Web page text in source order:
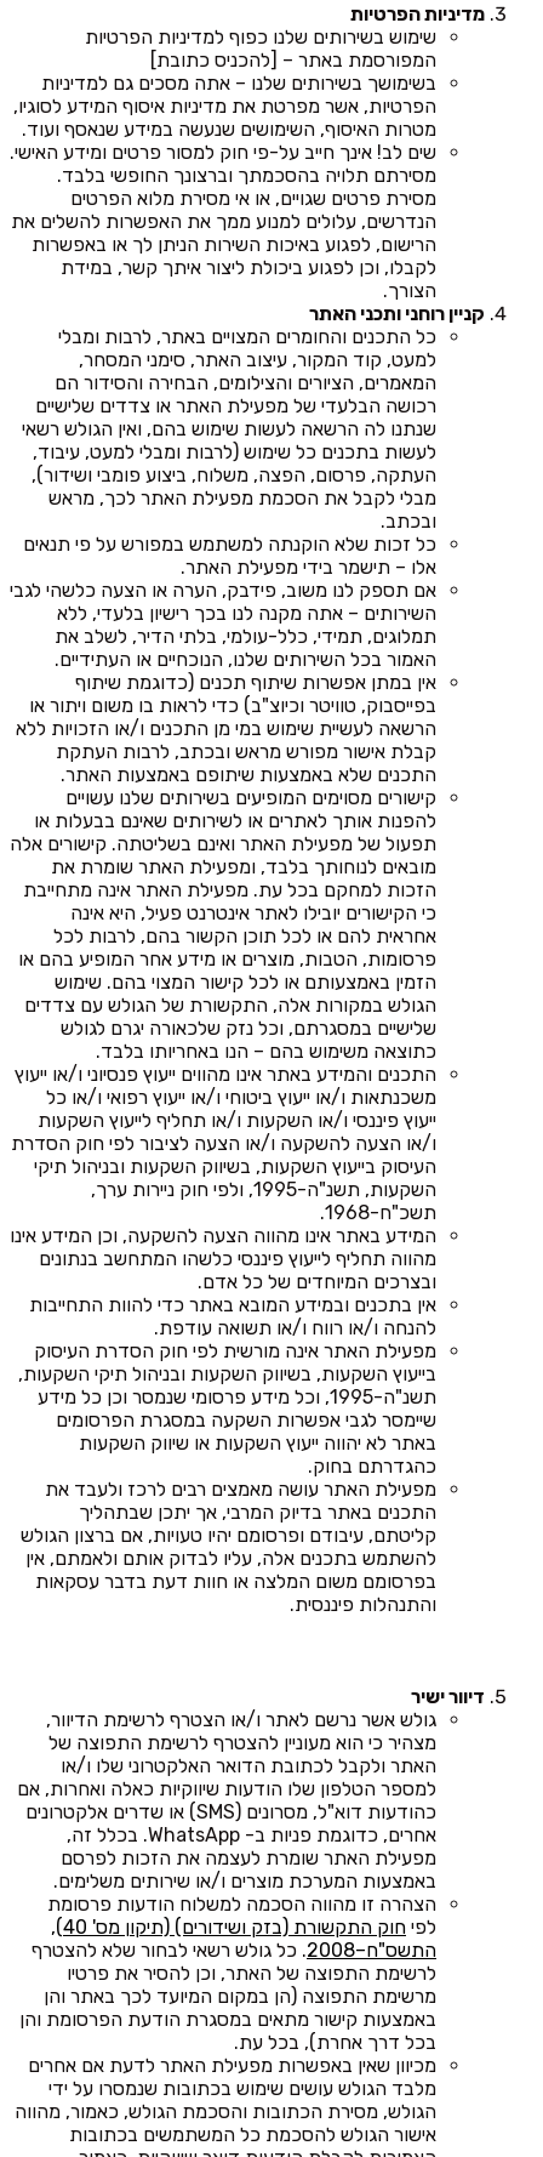
מדיניות הפרטיות
שימוש בשירותים שלנו כפוף למדיניות הפרטיות
המפורסמת באתר – [להכניס כתובת]
בשימושך בשירותים שלנו – אתה מסכים גם למדיניות
הפרטיות, אשר מפרטת את מדיניות איסוף המידע לסוגיו,
מטרות האיסוף, השימושים שנעשה במידע שנאסף ועוד.
שים לב! אינך חייב על-פי חוק למסור פרטים ומידע האישי.
מסירתם תלויה בהסכמתך וברצונך החופשי בלבד.
מסירת פרטים שגויים, או אי מסירת מלוא הפרטים
הנדרשים, עלולים למנוע ממך את האפשרות להשלים את
הרישום, לפגוע באיכות השירות הניתן לך או באפשרות
לקבלו, וכן לפגוע ביכולת ליצור איתך קשר, במידת
הצורך.
קניין רוחני ותכני האתר
כל התכנים והחומרים המצויים באתר, לרבות ומבלי
למעט, קוד המקור, עיצוב האתר, סימני המסחר,
המאמרים, הציורים והצילומים, הבחירה והסידור הם
רכושה הבלעדי של מפעילת האתר או צדדים שלישיים
שנתנו לה הרשאה לעשות שימוש בהם, ואין הגולש רשאי
לעשות בתכנים כל שימוש (לרבות ומבלי למעט, עיבוד,
העתקה, פרסום, הפצה, משלוח, ביצוע פומבי ושידור),
מבלי לקבל את הסכמת מפעילת האתר לכך, מראש
ובכתב.
כל זכות שלא הוקנתה למשתמש במפורש על פי תנאים
אלו – תישמר בידי מפעילת האתר.
אם תספק לנו משוב, פידבק, הערה או הצעה כלשהי לגבי
השירותים – אתה מקנה לנו בכך רישיון בלעדי, ללא
תמלוגים, תמידי, כלל-עולמי, בלתי הדיר, לשלב את
האמור בכל השירותים שלנו, הנוכחיים או העתידיים.
אין במתן אפשרות שיתוף תכנים (כדוגמת שיתוף
בפייסבוק, טוויטר וכיוצ"ב) כדי לראות בו משום ויתור או
הרשאה לעשיית שימוש במי מן התכנים ו/או הזכויות ללא
קבלת אישור מפורש מראש ובכתב, לרבות העתקת
התכנים שלא באמצעות שיתופם באמצעות האתר.
קישורים מסוימים המופיעים בשירותים שלנו עשויים
להפנות אותך לאתרים או לשירותים שאינם בבעלות או
תפעול של מפעילת האתר ואינם בשליטתה. קישורים אלה
מובאים לנוחותך בלבד, ומפעילת האתר שומרת את
הזכות למחקם בכל עת. מפעילת האתר אינה מתחייבת
כי הקישורים יובילו לאתר אינטרנט פעיל, היא אינה
אחראית להם או לכל תוכן הקשור בהם, לרבות לכל
פרסומות, הטבות, מוצרים או מידע אחר המופיע בהם או
הזמין באמצעותם או לכל קישור המצוי בהם. שימוש
הגולש במקורות אלה, התקשורת של הגולש עם צדדים
שלישיים במסגרתם, וכל נזק שלכאורה יגרם לגולש
כתוצאה משימוש בהם – הנו באחריותו בלבד.
התכנים והמידע באתר אינו מהווים ייעוץ פנסיוני ו/או ייעוץ
משכנתאות ו/או ייעוץ ביטוחי ו/או ייעוץ רפואי ו/או כל
ייעוץ פיננסי ו/או השקעות ו/או תחליף לייעוץ השקעות
ו/או הצעה להשקעה ו/או הצעה לציבור לפי חוק הסדרת
העיסוק בייעוץ השקעות, בשיווק השקעות ובניהול תיקי
השקעות, תשנ"ה-1995, ולפי חוק ניירות ערך,
תשכ"ח-1968.
המידע באתר אינו מהווה הצעה להשקעה, וכן המידע אינו
מהווה תחליף לייעוץ פיננסי כלשהו המתחשב בנתונים
ובצרכים המיוחדים של כל אדם.
אין בתכנים ובמידע המובא באתר כדי להוות התחייבות
להנחה ו/או רווח ו/או תשואה עודפת.
מפעילת האתר אינה מורשית לפי חוק הסדרת העיסוק
בייעוץ השקעות, בשיווק השקעות ובניהול תיקי השקעות,
תשנ"ה-1995, וכל מידע פרסומי שנמסר וכן כל מידע
שיימסר לגבי אפשרות השקעה במסגרת הפרסומים
באתר לא יהווה ייעוץ השקעות או שיווק השקעות
כהגדרתם בחוק.
מפעילת האתר עושה מאמצים רבים לרכז ולעבד את
התכנים באתר בדיוק המרבי, אך יתכן שבתהליך
קליטתם, עיבודם ופרסומם יהיו טעויות, אם ברצון הגולש
להשתמש בתכנים אלה, עליו לבדוק אותם ולאמתם, אין
בפרסומם משום המלצה או חוות דעת בדבר עסקאות
והתנהלות פיננסית.
דיוור ישיר
גולש אשר נרשם לאתר ו/או הצטרף לרשימת הדיוור,
מצהיר כי הוא מעוניין להצטרף לרשימת התפוצה של
האתר ולקבל לכתובת הדואר האלקטרוני שלו ו/או
למספר הטלפון שלו הודעות שיווקיות כאלה ואחרות, אם
כהודעות דוא"ל, מסרונים (SMS) או שדרים אלקטרונים
אחרים, כדוגמת פניות ב- WhatsApp. בכלל זה,
מפעילת האתר שומרת לעצמה את הזכות לפרסם
באמצעות המערכת מוצרים ו/או שירותים משלימים.
הצהרה זו מהווה הסכמה למשלוח הודעות פרסומת
לפי
חוק התקשורת (בזק ושידורים) (תיקון מס' 40),
התשס"ח–2008
. כל גולש רשאי לבחור שלא להצטרף
לרשימת התפוצה של האתר, וכן להסיר את פרטיו
מרשימת התפוצה (הן במקום המיועד לכך באתר והן
באמצעות קישור מתאים במסגרת הודעת הפרסומת והן
בכל דרך אחרת), בכל עת.
מכיוון שאין באפשרות מפעילת האתר לדעת אם אחרים
מלבד הגולש עושים שימוש בכתובות שנמסרו על ידי
הגולש, מסירת הכתובות והסכמת הגולש, כאמור, מהווה
אישור הגולש להסכמת כל המשתמשים בכתובות